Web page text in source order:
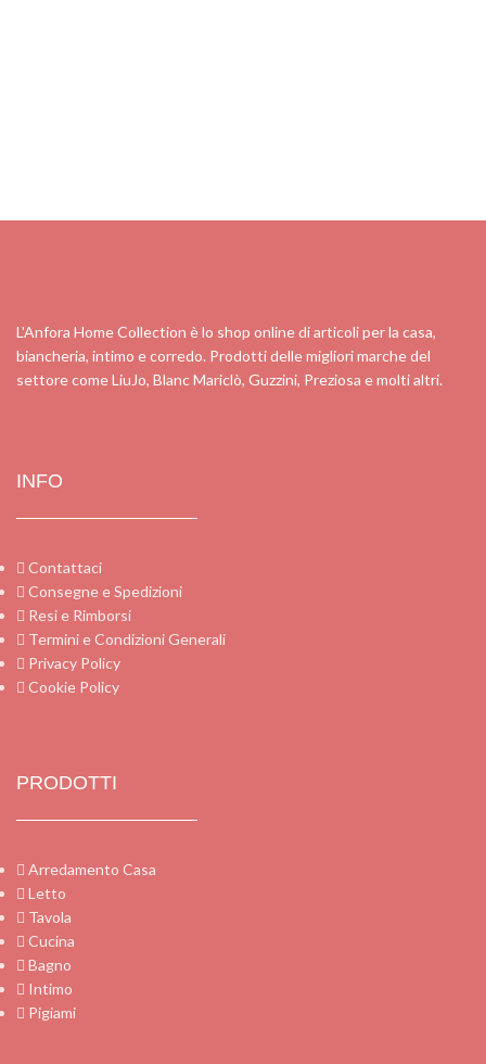
L'Anfora Home Collection è lo shop online di articoli per la casa,
biancheria, intimo e corredo. Prodotti delle migliori marche del
settore come LiuJo, Blanc Mariclò, Guzzini, Preziosa e molti altri.
INFO
Contattaci
Consegne e Spedizioni
Resi e Rimborsi
Termini e Condizioni Generali
Privacy Policy
Cookie Policy
PRODOTTI
Arredamento Casa
Letto
Tavola
Cucina
Bagno
Intimo
Pigiami